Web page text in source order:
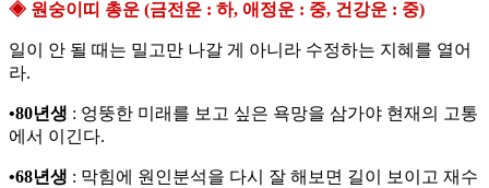
◈ 원숭이띠 총운 (금전운 : 하, 애정운 : 중, 건강운 : 중)
일이 안 될 때는 밀고만 나갈 게 아니라 수정하는 지혜를 열어
라.
•80년생 : 엉뚱한 미래를 보고 싶은 욕망을 삼가야 현재의 고통
에서 이긴다.
•68년생 : 막힘에 원인분석을 다시 잘 해보면 길이 보이고 재수